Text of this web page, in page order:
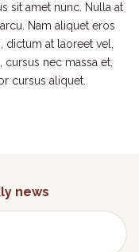
sit amet nunc. Nulla at
Nam aliquet eros
at laoreet vel,
nec massa et,
cursus aliquet.
news